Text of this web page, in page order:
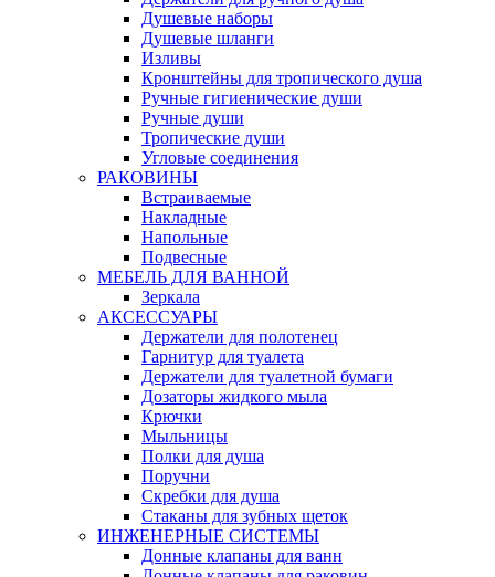
Душевые наборы
Душевые шланги
Изливы
Кронштейны для тропического душа
Ручные гигиенические души
Ручные души
Тропические души
Угловые соединения
РАКОВИНЫ
Встраиваемые
Накладные
Напольные
Подвесные
МЕБЕЛЬ ДЛЯ ВАННОЙ
Зеркала
АКСЕССУАРЫ
Держатели для полотенец
Гарнитур для туалета
Держатели для туалетной бумаги
Дозаторы жидкого мыла
Крючки
Мыльницы
Полки для душа
Поручни
Скребки для душа
Стаканы для зубных щеток
ИНЖЕНЕРНЫЕ СИСТЕМЫ
Донные клапаны для ванн